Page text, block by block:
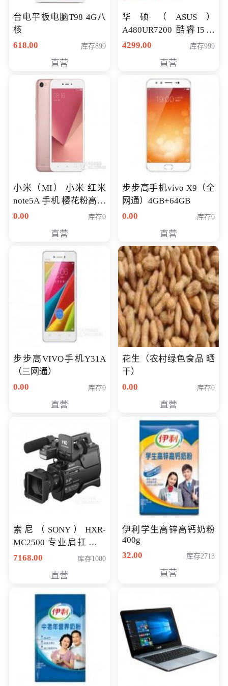
台电平板电脑T98 4G八
核
618.00
库存899
直营
华硕（ASUS）
A480UR7200 酷睿I5超
薄学生办公游戏独显笔
NV930-2G独
4299.00 库存999
直营
小米（MI） 小米 红米
note5A 手机 樱花粉高配
版 全网通(3G+32G)
0.00 库存0
直营
步步高手机vivo X9（全
网通）4GB+64GB
0.00
库存0
直营
步步高VIVO手机Y31A
（三网通）
0.00
库存0
直营
花生（农村绿色食品 晒
干）
0.00
库存0
直营
索尼（SONY）HXR-
MC2500 专业肩扛式存
储卡全高清摄录一体机
清入门级摄像机
7168.00 库存1000
直营
伊利学生高锌高钙奶粉
400g
32.00
库存2713
直营